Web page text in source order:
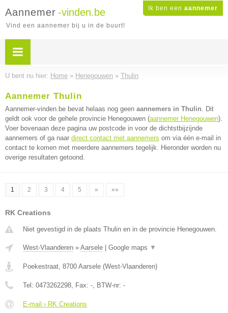
Ik ben een aannemer
Aannemer -vinden.be
Vind een aannemer bij u in de buurt!
U bent nu hier: Home » Henegouwen » Thulin
Aannemer Thulin
Aannemer-vinden.be bevat helaas nog geen aannemers in Thulin. Dit
geldt ook voor de gehele provincie Henegouwen (aannemer Henegouwen).
Voer bovenaan deze pagina uw postcode in voor de dichtstbijzijnde
aannemers of ga naar direct contact met aannemers om via één e-mail in
contact te komen met meerdere aannemers tegelijk. Hieronder worden nu
overige resultaten getoond.
1 2 3 4 5 » »»
RK Creations
Niet gevestigd in de plaats Thulin en in de provincie Henegouwen.
West-Vlaanderen » Aarsele Google maps ▼
Poekestraat, 8700 Aarsele (West-Vlaanderen)
Tel: 0473262298, Fax: -, BTW-nr: -
E-mail › RK Creations